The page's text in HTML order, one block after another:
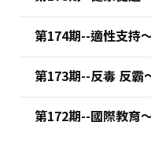
第174期--適性支持
第173期--反毒 反霸
第172期--國際教育